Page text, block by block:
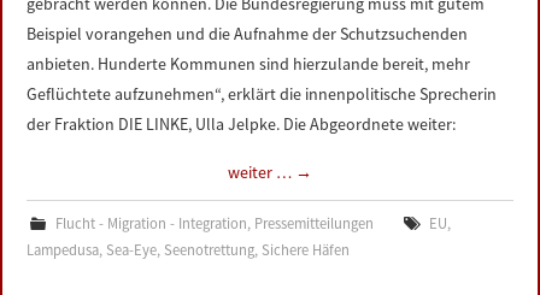
IMPRESSUM
Beispiel vorangehen und die Aufnahme der Schutzsuchenden
anbieten. Hunderte Kommunen sind hierzulande bereit, mehr
Geflüchtete aufzunehmen“, erklärt die innenpolitische Sprecherin
der Fraktion DIE LINKE, Ulla Jelpke. Die Abgeordnete weiter:
weiter … →
Flucht - Migration - Integration, Pressemitteilungen EU,
Lampedusa, Sea-Eye, Seenotrettung, Sichere Häfen